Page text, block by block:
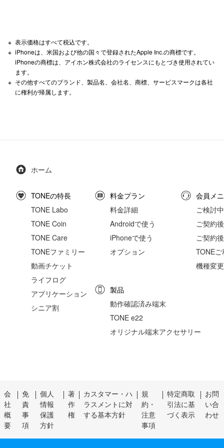
表示価格はすべて税込です。
iPhoneは、米国および他の国々で登録されたApple Inc.の商標です。
iPhoneの商標は、アイホン株式会社のライセンスにもとづき使用されてい
ます。
その他すべてのブランド、製品名、会社名、商標、サービスマークは各社
に権利が帰属します。
ホーム
TONEの特長
TONE Labo
TONE Coin
TONE Care
TONEファミリー
動画チケット
ライフログ
アプリケーション
シニア割
料金プラン
料金詳細
Androidで使う
iPhoneで使う
オプション
製品
動作確認済み端末
TONE e22
オリジナル端末アクセサリー
会員メ
ご検討
ご契約
ご契約
TONE
機種変
会
社
概
要
免
責
事
項
個人
情報
保護
方針
著
作
権
カスタマー・ハ
ラスメントに対
する基本方針
規
約・
注意
事項
特定商取
引法に基
づく表示
お問
い合
わせ